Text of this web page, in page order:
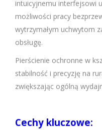
intuicyjnemu interfejsowi
możliwości pracy
wytrzymałym uchwytom
obsługę.
Pierścienie ochronne w
stabilność i precyzję na
zwiększając ogólną
Cechy kluczowe: